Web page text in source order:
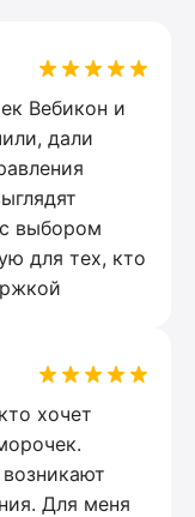
Вебикон и
дали
выбором
для тех, кто
хочет
Для меня